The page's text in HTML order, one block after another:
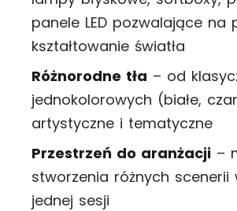
panele LED pozwalające na
kształtowanie światła
Różnorodne tła – od
jednokolorowych (białe,
artystyczne i tematyczne
Przestrzeń do aranżacji –
stworzenia różnych
jednej sesji